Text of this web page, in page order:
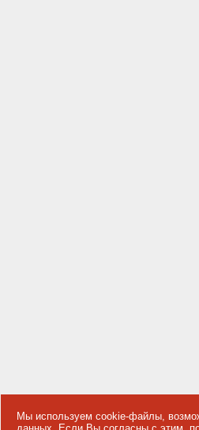
Мы используем cookie-файлы,